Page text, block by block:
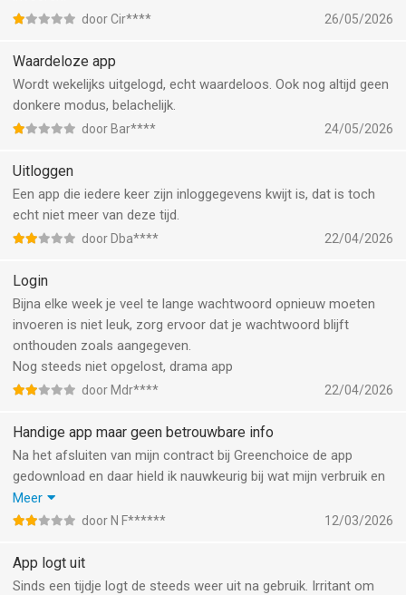
door Cir**** 26/05/2026
Waardeloze app
Wordt wekelijks uitgelogd, echt waardeloos. Ook nog altijd geen
donkere modus, belachelijk.
door Bar**** 24/05/2026
Uitloggen
Een app die iedere keer zijn inloggegevens kwijt is, dat is toch
echt niet meer van deze tijd.
door Dba**** 22/04/2026
Login
Bijna elke week je veel te lange wachtwoord opnieuw moeten
invoeren is niet leuk, zorg ervoor dat je wachtwoord blijft
onthouden zoals aangegeven.
Nog steeds niet opgelost, drama app
door Mdr**** 22/04/2026
Handige app maar geen betrouwbare info
Na het afsluiten van mijn contract bij Greenchoice de app
gedownload en daar hield ik nauwkeurig bij wat mijn verbruik en
mijn kosten zouden worden. Echter de inzichten die je in de app
ziet staan met betrekking tot totaal niet correct, maar helaas
500. Totaal misleidend dus, onder andere een van de redenen
dat ik ben overgestapt naar een andere leverancier.
Meer
door N F****** 12/03/2026
App logt uit
Sinds een tijdje logt de steeds weer uit na gebruik. Irritant om